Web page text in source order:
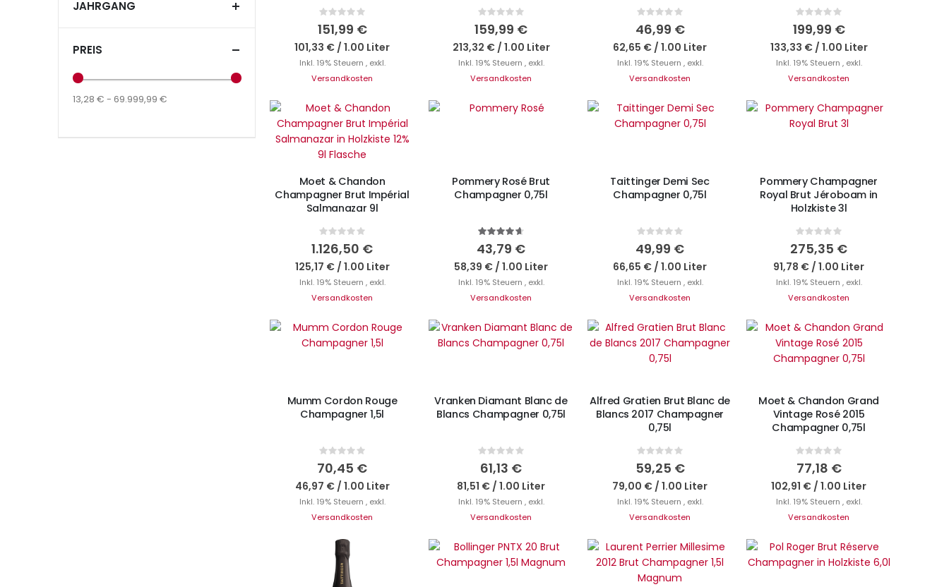
Rating:
0%
151,99 €
101,33 € / 1.00 Liter
Inkl. 19% Steuern , exkl.
Versandkosten
Rating:
0%
159,99 €
213,32 €/ 1.00 Liter
Inkl. 19% Steuern , exkl.
Versandkosten
Rating:
0%
46,99 €
62,65 € / 1.00 Liter
Inkl. 19% Steuern , exkl.
Versandkosten
Rating:
0%
199,99 €
133,33 €/ 1.00 Liter
Inkl. 19% Steuern , exkl.
Versandkosten
IN DEN WARENKORB
Moet & Chandon
Champagner Brut Impérial
Salmanazar 9l
Rating:
0%
1.126,50 €
125,17 €/ 1.00 Liter
Inkl. 19% Steuern , exkl.
Versandkosten
IN DEN WARENKORB
Pommery Rosé Brut
Champagner 0,75l
Bewertung:
93%
43,79 €
58,39 € / 1.00 Liter
Inkl. 19% Steuern , exkl.
Versandkosten
IN DEN WARENKORB
Taittinger Demi Sec
Champagner 0,75l
Rating:
0%
49,99 €
66,65 € / 1.00 Liter
Inkl. 19% Steuern , exkl.
Versandkosten
IN DEN WARENKORB
Pommery Champagner
Royal Brut Jéroboam in
Holzkiste 3l
Rating:
0%
275,35 €
91,78 € / 1.00 Liter
Inkl. 19% Steuern , exkl.
Versandkosten
IN DEN WARENKORB
Mumm Cordon Rouge
Champagner 1,5l
Rating:
0%
70,45 €
46,97 €/ 1.00 Liter
Inkl. 19% Steuern , exkl.
Versandkosten
IN DEN WARENKORB
Vranken Diamant Blanc de
Blancs Champagner 0,75l
Rating:
0%
61,13 €
81,51 € / 1.00 Liter
Inkl. 19% Steuern , exkl.
Versandkosten
Nicht auf Lager
Alfred Gratien Brut Blanc de
Blancs 2017 Champagner
0,75l
Rating:
0%
59,25 €
79,00 € / 1.00 Liter
Inkl. 19% Steuern , exkl.
Versandkosten
IN DEN WARENKORB
Moet & Chandon Grand
Vintage Rosé 2015
Champagner 0,75l
Rating:
0%
77,18 €
102,91 € / 1.00 Liter
Inkl. 19% Steuern , exkl.
Versandkosten
IN DEN WARENKORB
IN DEN WARENKORB
IN DEN WARENKORB
JAHRGANG
PREIS
13,28 € - 69.999,99 €